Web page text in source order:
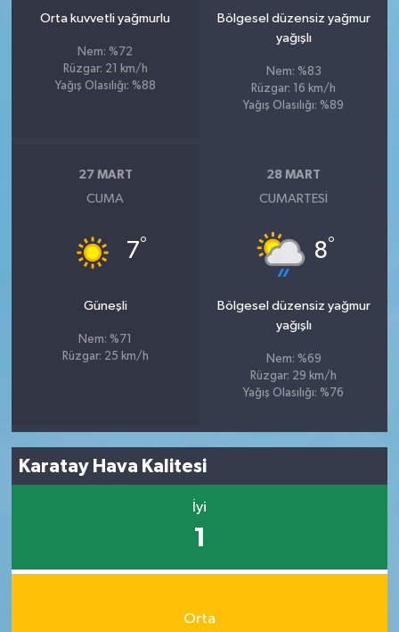
Orta kuvvetli yağmurlu
Nem: %72
Rüzgar: 21 km/h
Yağış Olasılığı: %88
Bölgesel düzensiz yağmur
yağışlı
Nem: %83
Rüzgar: 16 km/h
Yağış Olasılığı: %89
27 MART
CUMA
7°
Güneşli
Nem: %71
Rüzgar: 25 km/h
28 MART
CUMARTESI
8°
Bölgesel düzensiz yağmur
yağışlı
Nem: %69
Rüzgar: 29 km/h
Yağış Olasılığı: %76
Karatay Hava Kalitesi
İyi
1
Orta